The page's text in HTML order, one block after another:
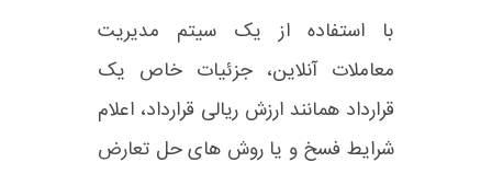
با استفاده از یک سیتم مدیریت
معاملات آنلاین، جزئیات خاص یک
قرارداد همانند ارزش ریالی قرارداد، اعلام
شرایط فسخ و یا روش های حل تعارض